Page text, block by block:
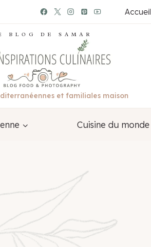
Accueil
BLOG DE SAMAR
et familiales maison
Cuisine du monde